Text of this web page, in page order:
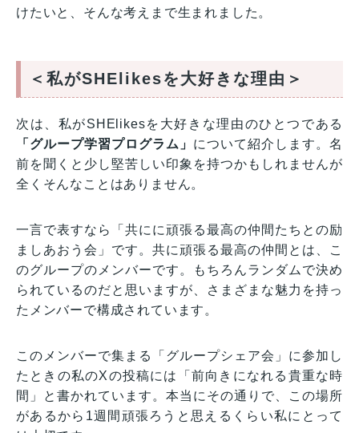
けたいと、そんな考えまで生まれました。
＜私がSHElikesを大好きな理由＞
次は、私がSHElikesを大好きな理由のひとつである
「グループ学習プログラム」 について紹介します。名
前を聞くと少し堅苦しい印象を持つかもしれませんが
全くそんなことはありません。
一言で表すなら「共にに頑張る最高の仲間たちとの励
ましあおう会」です。共に頑張る最高の仲間とは、こ
のグループのメンバーです。もちろんランダムで決め
られているのだと思いますが、さまざまな魅力を持っ
たメンバーで構成されています。
このメンバーで集まる「グループシェア会」に参加し
たときの私のXの投稿には「前向きになれる貴重な時
間」と書かれています。本当にその通りで、この場所
があるから1週間頑張ろうと思えるくらい私にとって